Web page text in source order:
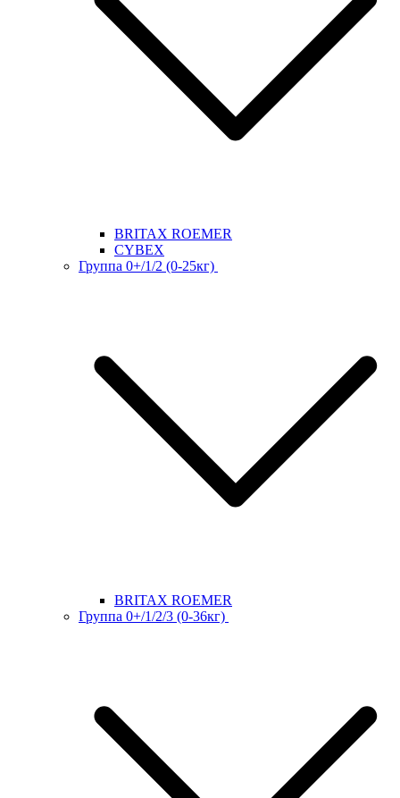
BRITAX ROEMER
CYBEX
Группа 0+/1/2 (0-25кг)
BRITAX ROEMER
Группа 0+/1/2/3 (0-36кг)